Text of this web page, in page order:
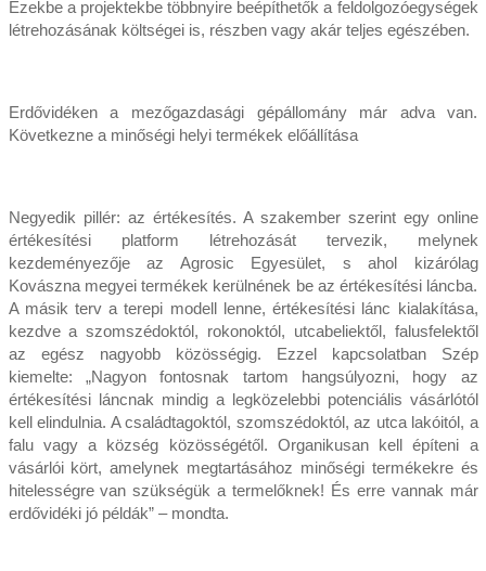
Ezekbe a projektekbe többnyire beépíthetők a feldolgozóegységek
létrehozásának költségei is, részben vagy akár teljes egészében.
Erdővidéken a mezőgazdasági gépállomány már adva van.
Következne a minőségi helyi termékek előállítása
Negyedik pillér: az értékesítés. A szakember szerint egy online
értékesítési platform létrehozását tervezik, melynek
kezdeményezője az Agrosic Egyesület, s ahol kizárólag
Kovászna megyei termékek kerülnének be az értékesítési láncba.
A másik terv a terepi modell lenne, értékesítési lánc kialakítása,
kezdve a szomszédoktól, rokonoktól, utcabeliektől, falusfelektől
az egész nagyobb közösségig. Ezzel kapcsolatban Szép
kiemelte: „Nagyon fontosnak tartom hangsúlyozni, hogy az
értékesítési láncnak mindig a legközelebbi potenciális vásárlótól
kell elindulnia. A családtagoktól, szomszédoktól, az utca lakóitól, a
falu vagy a község közösségétől. Organikusan kell építeni a
vásárlói kört, amelynek megtartásához minőségi termékekre és
hitelességre van szükségük a termelőknek! És erre vannak már
erdővidéki jó példák” – mondta.